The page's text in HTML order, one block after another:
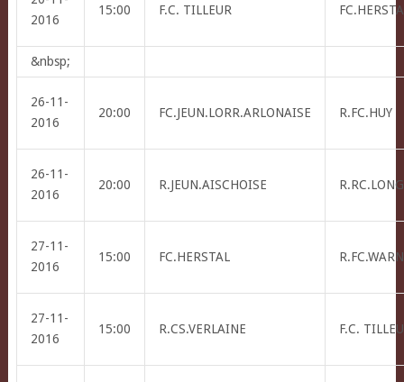
2016
15:00 F.C. TILLEUR
&nbsp;
26-11-
2016
20:00 FC.JEUN.LORR.ARLONAISE R.FC.HUY
26-11-
2016
20:00 R.JEUN.AISCHOISE
27-11-
2016
15:00 FC.HERSTAL
27-11-
2016
15:00 R.CS.VERLAINE F.C.